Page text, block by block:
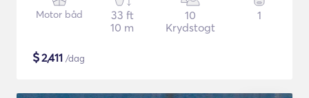
Motor båd
33 ft
10 m
10
Krydstogt
1
$2,411 /dag